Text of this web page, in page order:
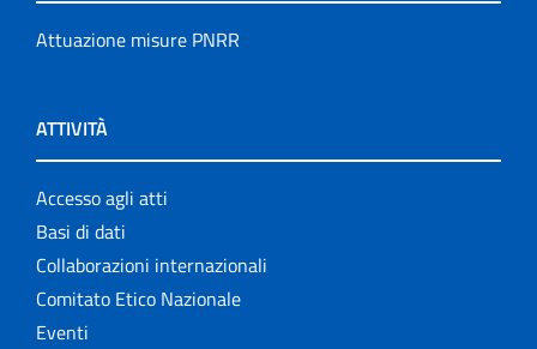
Attuazione misure PNRR
ATTIVITÀ
Accesso agli atti
Basi di dati
Collaborazioni internazionali
Comitato Etico Nazionale
Eventi